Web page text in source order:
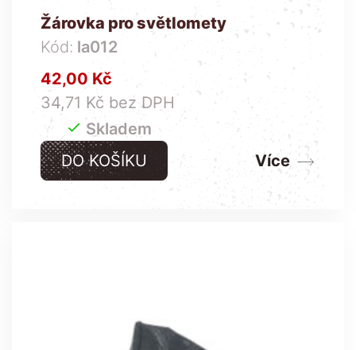
Žárovka pro světlomety
Kód: la012
Cena
42,00 Kč
34,71 Kč bez DPH
 Skladem
DO KOŠÍKU
Více